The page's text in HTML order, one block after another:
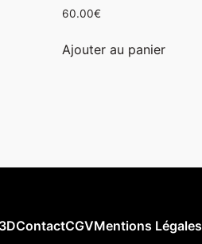
60.00€
Ajouter au panier
ContactCGVMentions Légales